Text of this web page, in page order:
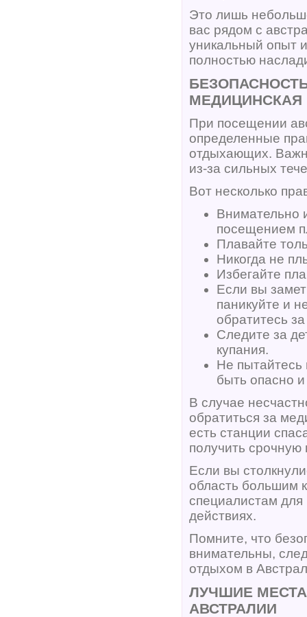
Это лишь
вас рядом с
уникальный опыт
полностью
При посещении
определенные
отдыхающих.
из-за сильных
Вот несколько
Внимательно
посещением
Плавайте
Никогда не
Избегайте
Если вы
паникуйте и
обратитесь
Следите за
купания.
Не пытайтесь
быть опасно
В случае
обратиться за
есть станции
получить
Если вы
область большим
специалистам
действиях.
Помните, что
внимательны,
отдыхом в
ЛУЧШИЕ
АВСТРАЛИИ